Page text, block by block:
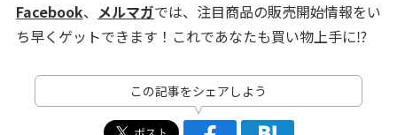
Facebook、 メルマガでは、注目商品の販売開始情報をい
ち早くゲットできます！これであなたも買い物上手に⁉
この記事をシェアしよう